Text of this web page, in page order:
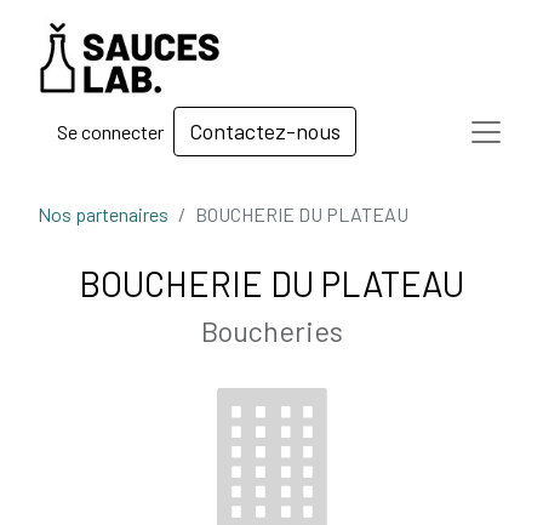
Se connecter Contactez-nous
Nos partenaires BOUCHERIE DU PLATEAU
BOUCHERIE DU PLATEAU
Boucheries